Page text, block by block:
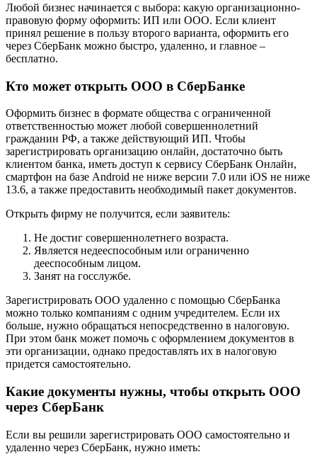
Любой бизнес начинается с выбора: какую организационно-
правовую форму оформить: ИП или ООО. Если клиент
принял решение в пользу второго варианта, оформить его
через СберБанк можно быстро, удаленно, и главное –
бесплатно.
Кто может открыть ООО в СберБанке
Оформить бизнес в формате общества с ограниченной
ответственностью может любой совершеннолетний
гражданин РФ, а также действующий ИП. Чтобы
зарегистрировать организацию онлайн, достаточно быть
клиентом банка, иметь доступ к сервису СберБанк Онлайн,
смартфон на базе Android не ниже версии 7.0 или iOS не ниже
13.6, а также предоставить необходимый пакет документов.
Открыть фирму не получится, если заявитель:
Не достиг совершеннолетнего возраста.
Является недееспособным или ограниченно
дееспособным лицом.
Занят на госслужбе.
Зарегистрировать ООО удаленно с помощью СберБанка
можно только компаниям с одним учредителем. Если их
больше, нужно обращаться непосредственно в налоговую.
При этом банк может помочь с оформлением документов в
эти организации, однако предоставлять их в налоговую
придется самостоятельно.
Какие документы нужны, чтобы открыть ООО
через СберБанк
Если вы решили зарегистрировать ООО самостоятельно и
удаленно через СберБанк, нужно иметь: